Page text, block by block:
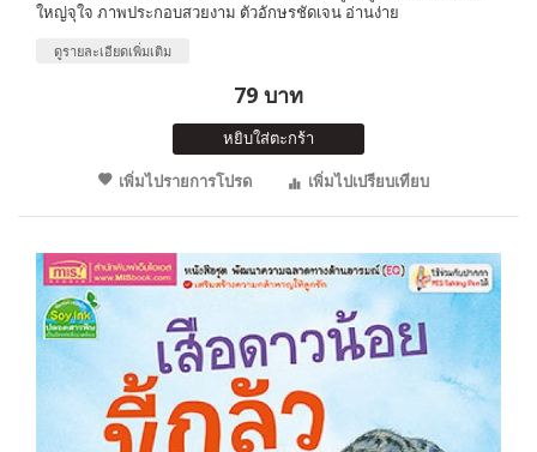
ใหญ่จุใจ ภาพประกอบสวยงาม ตัวอักษรชัดเจน อ่านง่าย
ดูรายละเอียดเพิ่มเติม
79 บาท
หยิบใส่ตะกร้า
เพิ่มไปรายการโปรด
เพิ่มไปเปรียบเทียบ